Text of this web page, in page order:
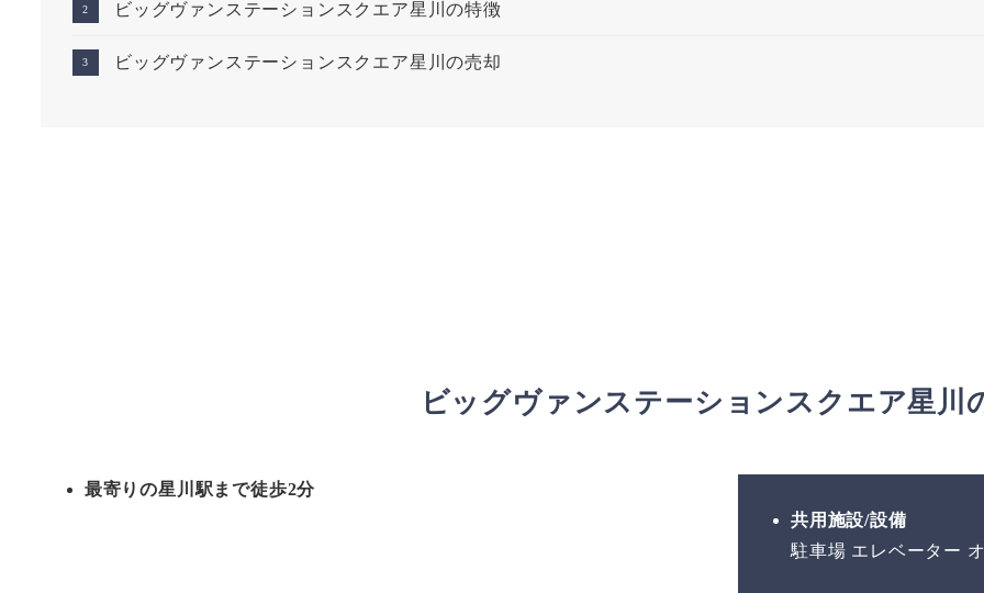
ビッグヴァンステーションスクエア星川の特徴
ビッグヴァンステーションスクエア星川の売却
ビッグヴァンステーションスクエア星川
最寄りの星川駅まで徒歩2分
共用施設/設備
駐車場 エレベーター